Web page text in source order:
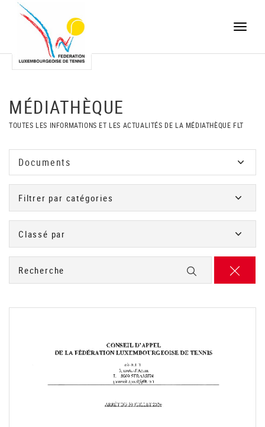
Toggle
MÉDIATHÈQUE
TOUTES LES INFORMATIONS ET LES ACTUALITÉS DE LA MÉDIATHÈQUE FLT